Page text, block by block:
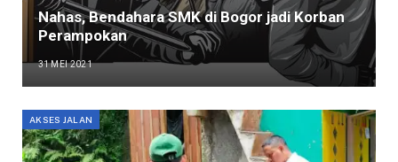
Nahas, Bendahara SMK di Bogor jadi Korban
Perampokan
31 MEI 2021
AKSES JALAN